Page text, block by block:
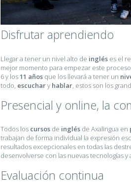
Disfrutar aprendiendo
Llegar a tener un nivel alto de inglés es el
mejor momento para empezar este
6 y los11 años que los llevará a tener un
todo, escuchary hablar, estos son los
Presencial y online, la
Todos los cursos de inglés de Axalingua en
trabajan de forma individual la expresión
resultados excepcionales en todas las
desenvolverse con las nuevas tecnologías
Evaluación continua